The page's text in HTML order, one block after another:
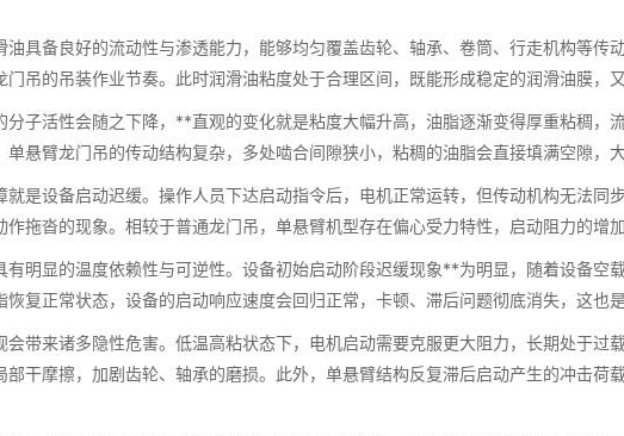
油具备良好的流动性与渗透能力，能够均匀覆盖齿轮、轴承、卷筒、行走机构等
吊的吊装作业节奏。此时润滑油粘度处于合理区间，既能形成稳定的润滑油膜，
分子活性会随之下降，**直观的变化就是粘度大幅升高，油脂逐渐变得厚重粘稠
悬臂龙门吊的传动结构复杂，多处啮合间隙狭小，粘稠的油脂会直接填满空隙，
是设备启动迟缓。操作人员下达启动指令后，电机正常运转，但传动机构无法同
拖沓的现象。相较于普通龙门吊，单悬臂机型存在偏心受力特性，启动阻力的增
明显的温度依赖性与可逆性。设备初始启动阶段迟缓现象**为明显，随着设备空
复正常状态，设备的启动响应速度会回归正常，卡顿、滞后问题彻底消失，这也
带来诸多隐性危害。低温高粘状态下，电机启动需要克服更大阻力，长期处于
干摩擦，加剧齿轮、轴承的磨损。此外，单悬臂结构反复滞后启动产生的冲击